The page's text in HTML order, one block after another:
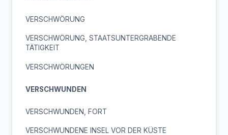
VERSCHWÖRUNG
VERSCHWÖRUNG, STAATSUNTERGRABENDE
TÄTIGKEIT
VERSCHWÖRUNGEN
VERSCHWUNDEN
VERSCHWUNDEN, FORT
VERSCHWUNDENE INSEL VOR DER KÜSTE